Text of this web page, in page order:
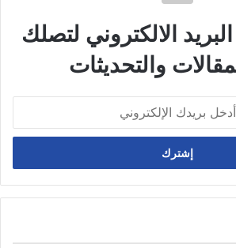
الالكتروني لتصلك
والتحديثات